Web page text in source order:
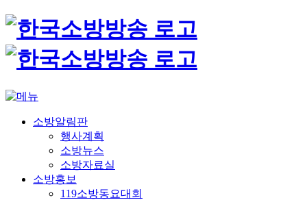
소방알림판
행사계획
소방뉴스
소방자료실
소방홍보
119소방동요대회